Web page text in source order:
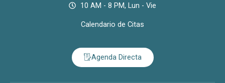
10 AM - 8 PM, Lun - Vie
Calendario de Citas
Agenda Directa